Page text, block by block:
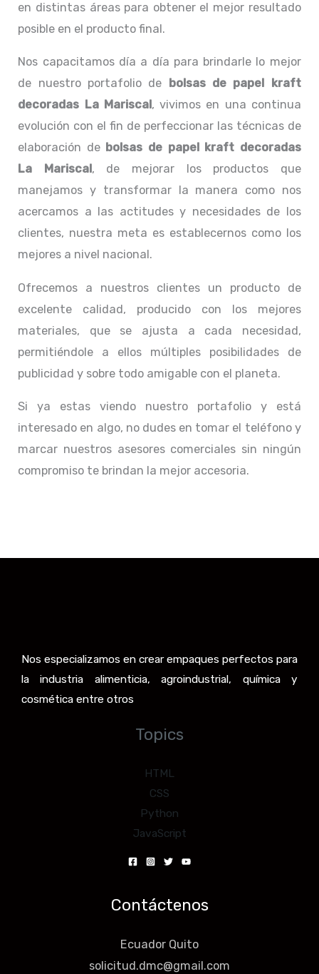
en distintas áreas para obtener el mejor resultado
posible en el producto final.
Nos capacitamos día a día para brindarle lo mejor
de nuestro portafolio de
bolsas de papel kraft
decoradas La Mariscal , vivimos en una continua
evolución con el fin de perfeccionar las técnicas de
elaboración de bolsas de papel kraft decoradas
La Mariscal , de mejorar los productos que
manejamos y transformar la manera como nos
acercamos a las actitudes y necesidades de los
clientes, nuestra meta es establecernos como los
mejores a nivel nacional.
Ofrecemos a nuestros clientes un producto de
excelente calidad, producido con los mejores
materiales, que se ajusta a cada necesidad,
permitiéndole a ellos múltiples posibilidades de
publicidad y sobre todo amigable con el planeta.
Si ya estas viendo nuestro portafolio y está
interesado en algo, no dudes en tomar el teléfono y
marcar nuestros asesores comerciales sin ningún
compromiso te brindan la mejor accesoria.
Nos especializamos en crear empaques perfectos para
la industria alimenticia, agroindustrial, química y
cosmética entre otros
Topics
HTML
CSS
Python
JavaScript
Contáctenos
Ecuador Quito
solicitud.dmc@gmail.com